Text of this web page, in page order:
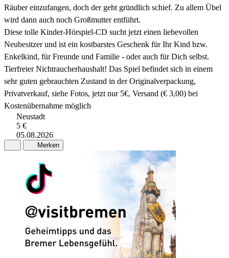
Räuber einzufangen, doch der geht gründlich schief. Zu allem Übel
wird dann auch noch Großmutter entführt.
Diese tolle Kinder-Hörspiel-CD sucht jetzt einen liebevollen
Neubesitzer und ist ein kostbarstes Geschenk für Ihr Kind bzw.
Enkelkind, für Freunde und Familie - oder auch für Dich selbst.
Tierfreier Nichtraucherhaushalt! Das Spiel befindet sich in einem
sehr guten gebrauchten Zustand in der Originalverpackung,
Privatverkauf, siehe Fotos, jetzt nur 5€, Versand (€ 3,00) bei
Kostenübernahme möglich
Neustadt
5 €
05.08.2026
Merken